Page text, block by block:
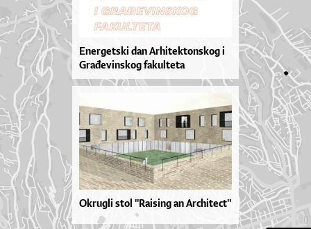
Energetski dan Arhitektonskog i
Građevinskog fakulteta
Okrugli stol "Raising an Architect"